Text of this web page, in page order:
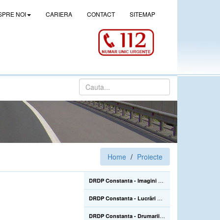
NOI CARIERA CONTACT SITEMAP
Home Proiecte
DRDP Constanta - Imagini de la lucrarile de construire a pasajului denivelat superior de la Drajna (CL), de pe DN 21, km 105+500 - 02.06.2022
DRDP Constanta - Lucrări de reparații la Podul Mangalia, pe drumul național DN 39, km 45+223-45+464 - 22.07.2020
DRDP Constanta - Drumarii Secției Autostrăzi se află pe Autostrada A2, unde efectuează în continuare înlocuirea parapetelor metalice avariate în urma accidentelor rutiere care sunt mai numeroase în sezonul estival - 22.07.2020